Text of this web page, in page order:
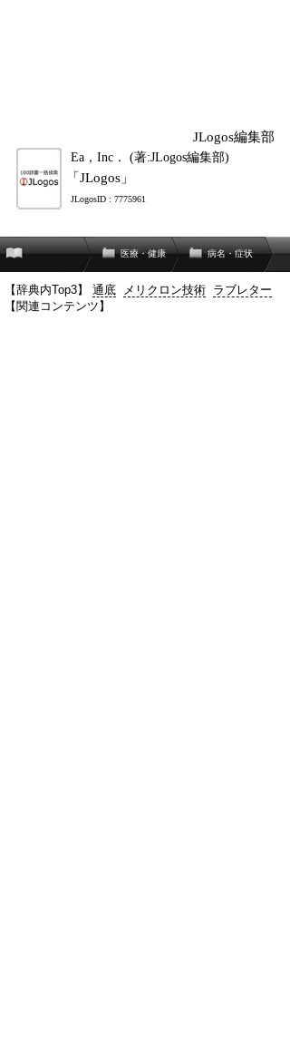
JLogos編集部
Ea，Inc． (著:JLogos編集部)
「JLogos」
JLogosID : 7775961
医療・健康 病名・症状
【辞典内Top3】 通底 メリクロン技術 ラブレター
【関連コンテンツ】